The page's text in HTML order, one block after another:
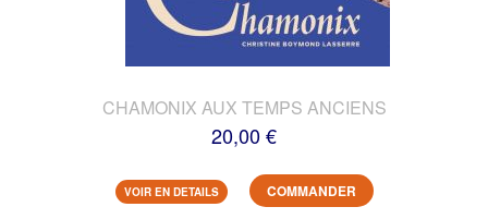
CHAMONIX AUX TEMPS ANCIENS
20,00 €
VOIR EN DETAILS COMMANDER